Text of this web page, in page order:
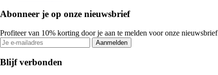
Abonneer je op onze nieuwsbrief
Profiteer van 10% korting door je aan te melden voor onze nieuwsbrief
Aanmelden
Blijf verbonden